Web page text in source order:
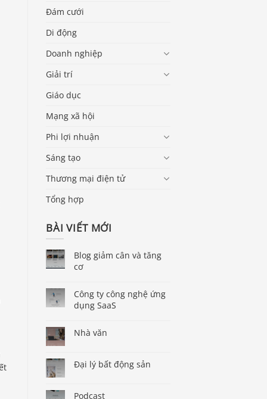
Đám cưới
Di động
Doanh nghiệp
Giải trí
Giáo dục
Mạng xã hội
Phi lợi nhuận
Sáng tạo
Thương mại điện tử
Tổng hợp
BÀI VIẾT MỚI
Blog giảm cân và tăng
cơ
Công ty công nghệ ứng
dụng SaaS
Nhà văn
Đại lý bất động sản
Podcast